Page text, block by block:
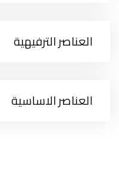
العناصر الترفيهية
العناصر الاساسية